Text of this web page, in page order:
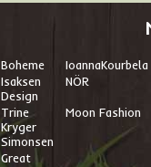
Boheme IoannaKourbela
Isaksen
Design
NÖR
Trine
Kryger
Simonsen
Moon Fashion
Great